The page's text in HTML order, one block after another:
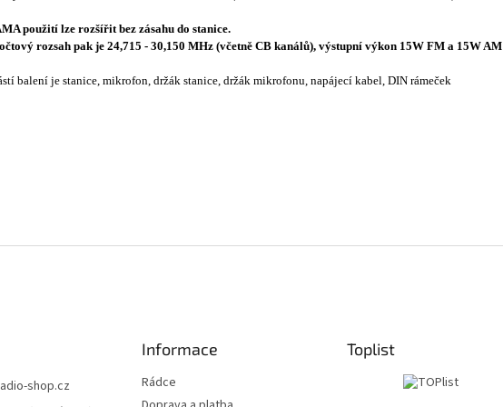
použití lze rozšířit bez zásahu do stanice.
rozsah pak je 24,715 - 30,150 MHz (včetně CB kanálů), výstupní výkon 15W FM a 15W AM
balení je stanice, mikrofon, držák stanice, držák mikrofonu, napájecí kabel, DIN rámeček
shop.cz
Informace
Rádce
Toplist